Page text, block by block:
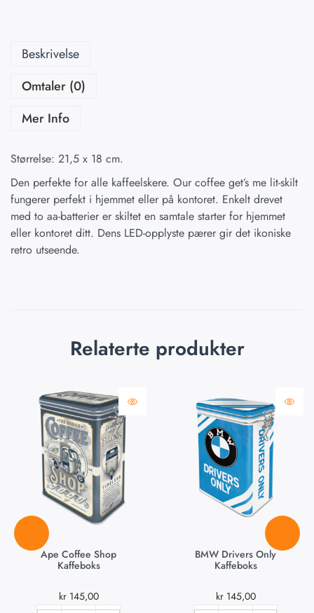
Beskrivelse
Omtaler (0)
Mer Info
Størrelse: 21,5 x 18 cm.
Den perfekte for alle kaffeelskere. Our coffee get’s me lit-skilt
fungerer perfekt i hjemmet eller på kontoret. Enkelt drevet
med to aa-batterier er skiltet en samtale starter for hjemmet
eller kontoret ditt. Dens LED-opplyste pærer gir det ikoniske
retro utseende.
Relaterte produkter
Ape Coffee Shop
Kaffeboks
kr145,00
BMW Drivers Only
Kaffeboks
kr145,00